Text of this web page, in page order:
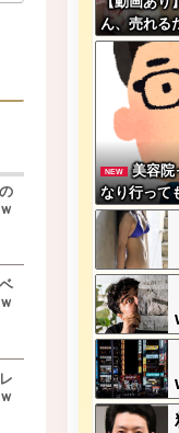
ん、売れる
格好でここ
いと判明ｗ
NEW
美容院
なり行って
とかいう突然現れ
女優ｗｗｗｗｗｗ
良ちゃん、吉本を
ｗｗｗ
オジサンが着てる
ｗｗｗｗｗｗｗｗ